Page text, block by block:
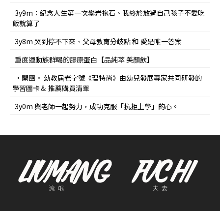
3y9m：紀念人生第一次攀岩抱石、我終於放過自己孩子不愛吃
飯就算了
3y8m 哭到停不下來、父母教育分歧點 和 愛是唯一答案
重度運動族群喝的膠原蛋白【品純萃 美顏飲】
•開團• 幼教屆老字號《理特尚》由幼兒發展專家共同研發的
學習圖卡＆ 推薦購買清單
3y0m 與老師一起努力，成功克服「抗拒上學」的心。